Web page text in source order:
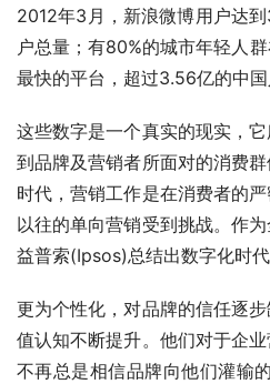
2012年3月，新浪微博用户达
户总量；有80%的城市年轻人
最快的平台，超过3.56亿的中国
这些数字是一个真实的现实，
到品牌及营销者所面对的消费
时代，营销工作是在消费者的
以往的单向营销受到挑战。作
益普索(Ipsos)总结出数字化时
更为个性化，对品牌的信任逐
值认知不断提升。他们对于企
不再总是相信品牌向他们灌输